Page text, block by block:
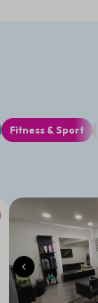
Fitness & Sport